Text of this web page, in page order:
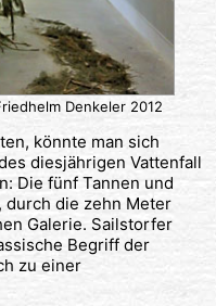
Denkeler 2012
könnte man sich
diesjährigen Vattenfall
Die fünf Tannen und
durch die zehn Meter
Galerie. Sailstorfer
Begriff der
zu einer